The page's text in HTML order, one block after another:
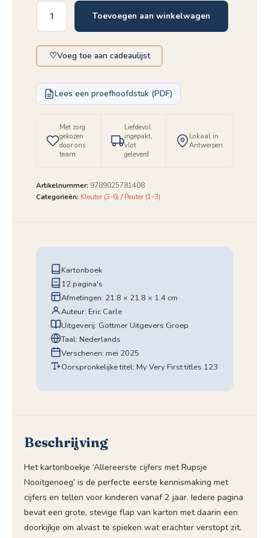
Allereerste
cijfers
met
Rupsje
Nooitgenoeg
aantal
Toevoegen aan winkelwagen
♡Voeg toe aan cadeaulijst
Lees een proefhoofdstuk (PDF)
Met zorg
gekozen
door ons
team
Liefdevol
ingepakt,
vlot
geleverd
Lokaal in
Antwerpen
Artikelnummer: 9789025781408
Categorieën: Kleuter (3-6) /Peuter (1-3)
Kartonboek
12 pagina's
Afmetingen: 21.8 × 21.8 × 1.4 cm
Auteur: Eric Carle
Uitgeverij: Gottmer Uitgevers Groep
Taal: Nederlands
Verschenen: mei 2025
Oorspronkelijke titel: My Very First titles 123
Beschrijving
Het kartonboekje ‘Allereerste cijfers met Rupsje
Nooitgenoeg’ is de perfecte eerste kennismaking met
cijfers en tellen voor kinderen vanaf 2 jaar. Iedere pagina
bevat een grote, stevige flap van karton met daarin een
doorkijkje om alvast te spieken wat erachter verstopt zit.